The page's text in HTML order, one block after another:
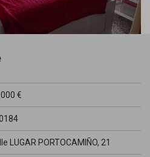
€
LUGAR PORTOCAMIÑO, 21